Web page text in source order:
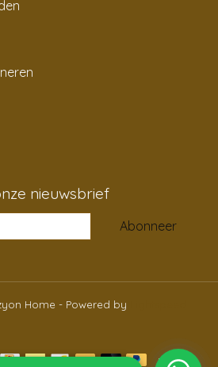
nieuwsbrief
Abonneer
Home - Powered by
NL